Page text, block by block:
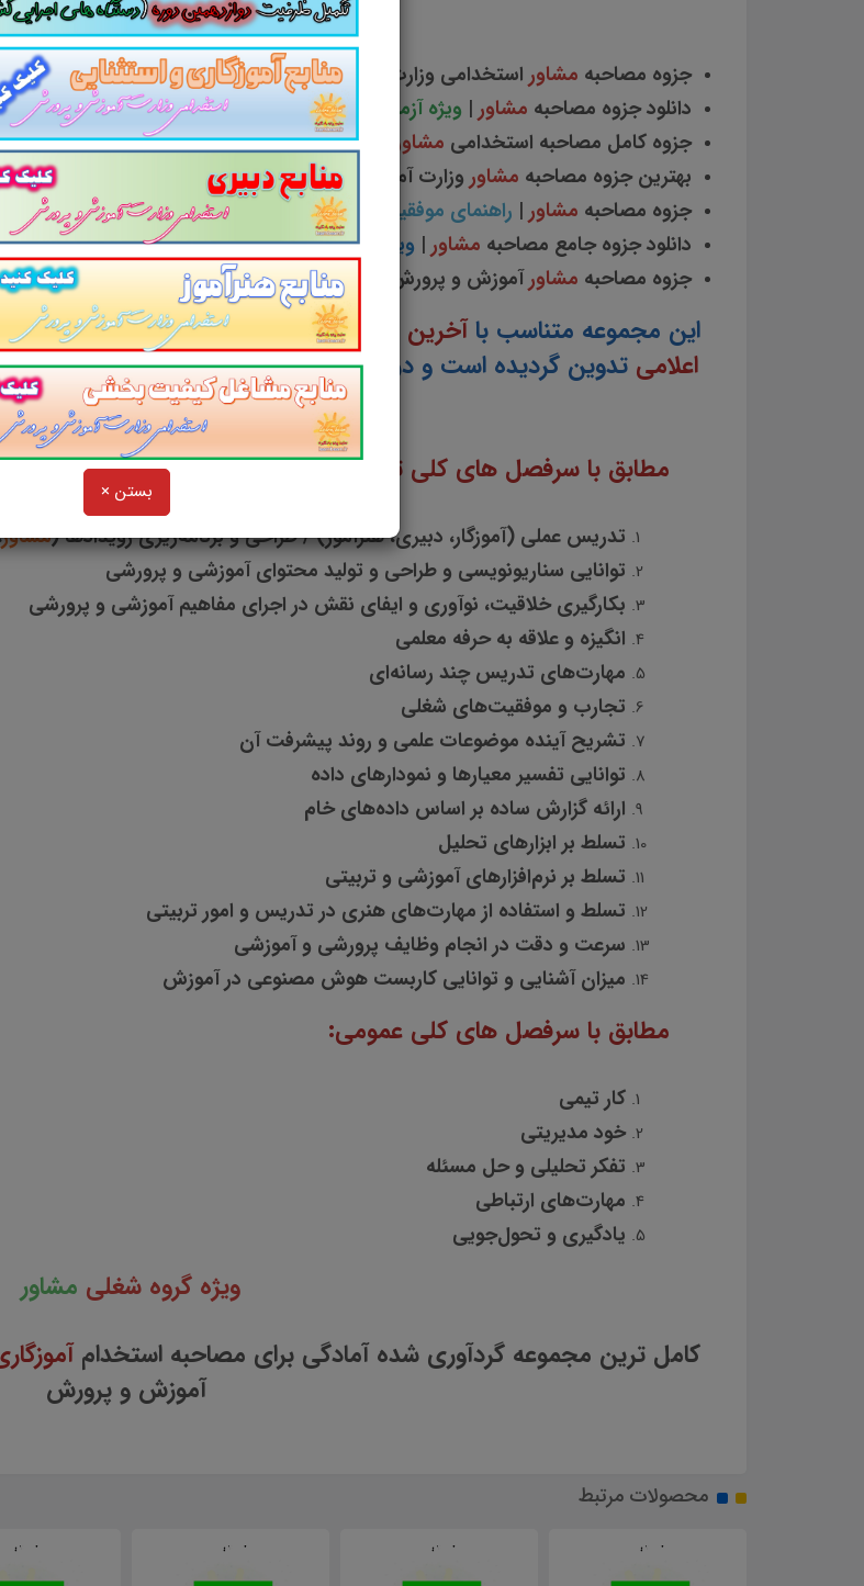
بستن ×
جزوه مصاحبه مشاور استخدامی وزارت آموزش و پرورش |کامل و مطابق سرفصل‌ها
دانلود جزوه مصاحبه مشاور | ویژه آزمون استخدامی آموزش و پرورش
جزوه کامل مصاحبه استخدامی مشاور آموزش و پرورش |منبع جامع و کاربردی
بهترین جزوه مصاحبه مشاور وزارت آموزش و پرورش |آمادگی مصاحبه حضوری
جزوه مصاحبه مشاور | راهنمای موفقیت در استخدام آموزش و پرورش
دانلود جزوه جامع مصاحبه مشاور | ویژه آزمون استخدامی معلمان
جزوه مصاحبه مشاورآموزش و پرورش | مطابق آخرین سرفصل‌های اعلامی
این مجموعه متناسب باآخرین اطلاعات و اصلاحیه های مصاحبه
اعلامی تدوین گردیده است و در صورت نیازنسخه های آتی آن بروز شده
نمودند بهصورت رایگانقابل
مطابق با سرفصل های کلی تخصصی:
تدریس عملی (آموزگار، دبیری، هنرآموز) / طراحی و برنامه‌ریزی رویدادها (مشاور
توانایی سناریونویسی و طراحی و تولید محتوای آموزشی و پرورشی
بکارگیری خلاقیت، نوآوری و ایفای نقش در اجرای مفاهیم آموزشی و پرورشی
انگیزه و علاقه به حرفه معلمی
مهارت‌های تدریس چند رسانه‌ای
تجارب و موفقیت‌های شغلی
تشریح آینده موضوعات علمی و روند پیشرفت آن
توانایی تفسیر معیارها و نمودارهای داده
ارائه گزارش ساده بر اساس داده‌های خام
تسلط بر ابزارهای تحلیل
تسلط بر نرم‌افزارهای آموزشی و تربیتی
تسلط و استفاده از مهارت‌های هنری در تدریس و امور تربیتی
سرعت و دقت در انجام وظایف پرورشی و آموزشی
میزان آشنایی و توانایی کاربست هوش مصنوعی در آموزش
مطابق با سرفصل های کلی عمومی:
کار تیمی
خود مدیریتی
تفکر تحلیلی و حل مسئله
مهارت‌های ارتباطی
یادگیری و تحول‌جویی
ویژه گروه شغلی مشاور
کامل ترین مجموعه گردآوری شده آمادگی برای مصاحبه استخدام
آموزش و پرورش
محصولات مرتبط